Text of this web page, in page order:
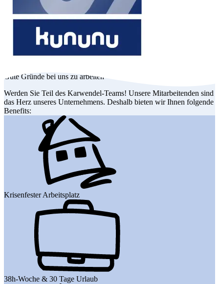
Gute Gründe bei uns zu arbeiten
Werden Sie Teil des Karwendel-Teams! Unsere Mitarbeitenden sind
das Herz unseres Unternehmens. Deshalb bieten wir Ihnen folgende
Benefits:
Krisenfester Arbeitsplatz
38h-Woche & 30 Tage Urlaub